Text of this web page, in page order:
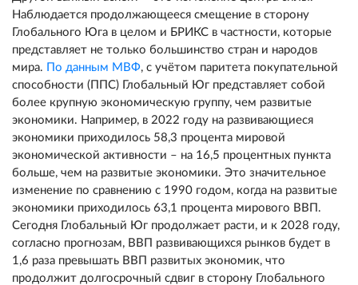
Наблюдается продолжающееся смещение в сторону
Глобального Юга в целом и БРИКС в частности, которые
представляет не только большинство стран и народов
мира. По данным МВФ, с учётом паритета покупательной
способности (ППС) Глобальный Юг представляет собой
более крупную экономическую группу, чем развитые
экономики. Например, в 2022 году на развивающиеся
экономики приходилось 58,3 процента мировой
экономической активности – на 16,5 процентных пункта
больше, чем на развитые экономики. Это значительное
изменение по сравнению с 1990 годом, когда на развитые
экономики приходилось 63,1 процента мирового ВВП.
Сегодня Глобальный Юг продолжает расти, и к 2028 году,
согласно прогнозам, ВВП развивающихся рынков будет в
1,6 раза превышать ВВП развитых экономик, что
продолжит долгосрочный сдвиг в сторону Глобального